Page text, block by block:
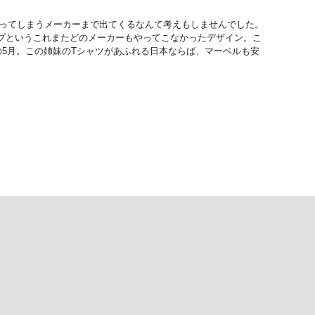
しまうメーカーまで出てくるなんて考えもしませんでした。
いうこれまたどのメーカーもやってこなかったデザイン。こ
。この姉妹のTシャツがあふれる日本ならば、マーベルも安